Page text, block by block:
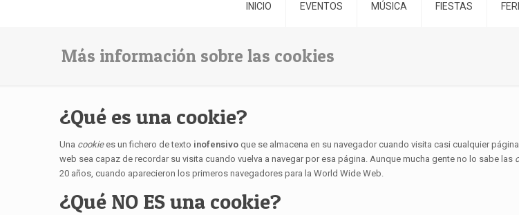
INICIO EVENTOS MÚSICA FIESTAS
Más información sobre las cookies
¿Qué es una cookie?
Una cookiees un fichero de texto inofensivo que se almacena en su navegador cuando visita casi cualquier
web sea capaz de recordar su visita cuando vuelva a navegar por esa página. Aunque mucha gente no lo sabe las
20 años, cuando aparecieron los primeros navegadores para la World Wide Web.
¿Qué NO ES una cookie?